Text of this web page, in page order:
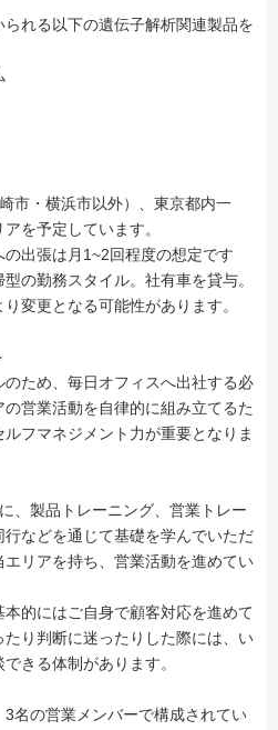
れる以下の遺伝子解析関連製品を
市・横浜市以外）、東京都内一
を予定しています。
出張は月1~2回程度の想定です
の勤務スタイル。社有車を貸与。
変更となる可能性があります。
ため、毎日オフィスへ出社する必
営業活動を自律的に組み立てるた
フマネジメント力が重要となりま
、製品トレーニング、営業トレー
などを通じて基礎を学んでいただ
リアを持ち、営業活動を進めてい
的にはご自身で顧客対応を進めて
り判断に迷ったりした際には、い
きる体制があります。
名の営業メンバーで構成されてい